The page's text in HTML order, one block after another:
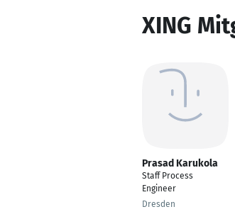
XING
Prasad Karukola
Staff Process
Engineer
Dresden